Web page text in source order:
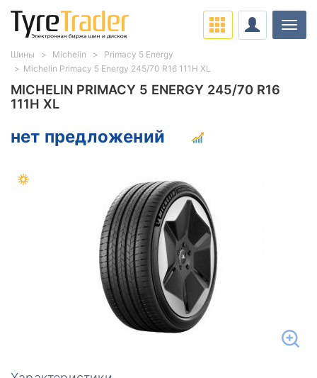
MICHELIN PRIMACY 5 ENERGY 245/70 R16
111H XL
нет предложений
Шины Michelin
Primacy 5 Energy
Michelin Primacy 5 Energy 245/70 R16 111H XL